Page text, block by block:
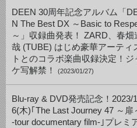
DEEN 30周年記念アルバム「
N The Best DX ～Basic to
～」収録曲発表！ ZARD、春畑
哉 (TUBE) はじめ豪華アーティ
トとのコラボ楽曲収録決定！ジ
ケ写解禁！
(2023/01/27)
Blu-ray & DVD発売記念！2023/
6(木)｢The Last Journey 47 ～扉
-tour documentary film-｣プレミ